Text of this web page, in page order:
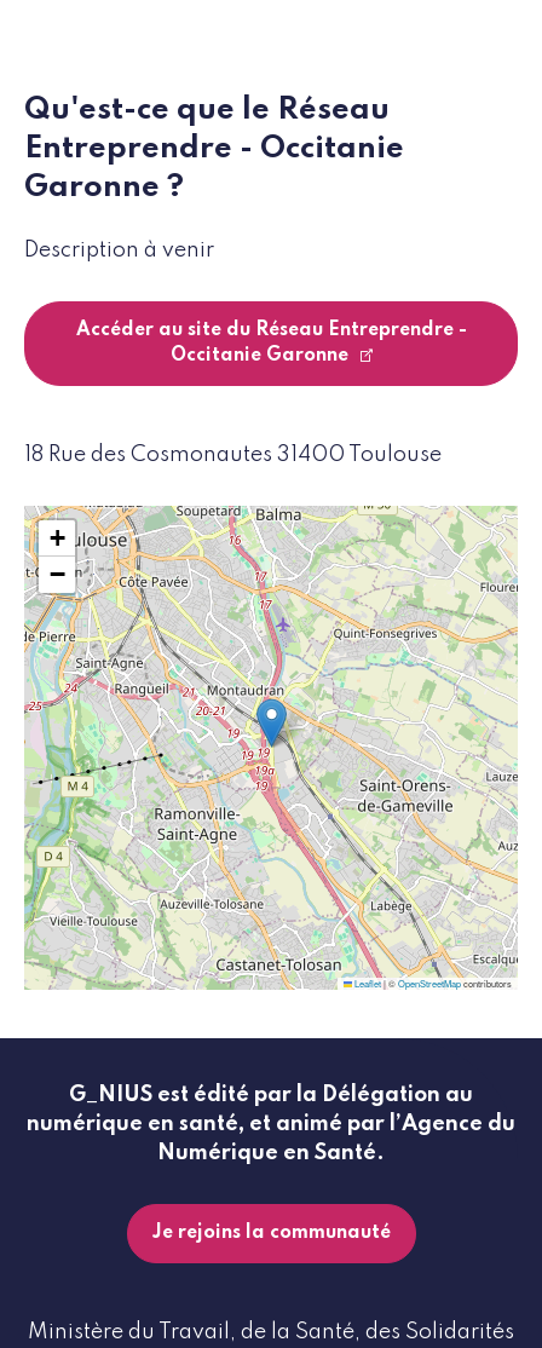
Qu'est-ce que le Réseau
Entreprendre - Occitanie
Garonne ?
Description à venir
Accéder au site du Réseau Entreprendre -
Occitanie Garonne
18 Rue des Cosmonautes 31400 Toulouse
+
−
Leaflet|©OpenStreetMapcontributors
G_NIUS est édité par la Délégation au
numérique en santé, et animé par l’Agence du
Numérique en Santé.
Je rejoins la communauté
Ministère du Travail, de la Santé, des Solidarités